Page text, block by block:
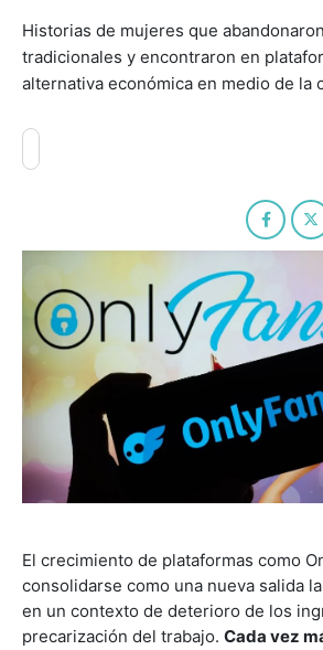
Historias de mujeres que
tradicionales y encontraron en
alternativa económica en medio de la
El crecimiento de plataformas como
consolidarse como una nueva salida
en un contexto de deterioro de los
precarización del trabajo. Cada vez